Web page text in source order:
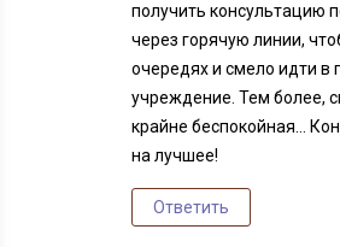
получить консультацию
через горячую линии,
очередях и смело идти в
учреждение. Тем более,
крайне беспокойная…
на лучшее!
Ответить